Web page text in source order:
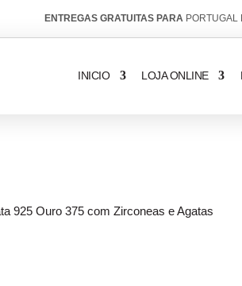
ENTREGAS GRATUITAS PARAPORTUGAL
INICIO LOJA ONLINE
925 Ouro 375 com Zirconeas e Agatas